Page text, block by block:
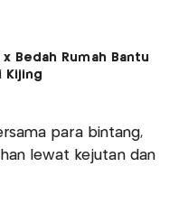
Bedah Rumah Bantu
Kijing
para bintang,
lewat kejutan dan